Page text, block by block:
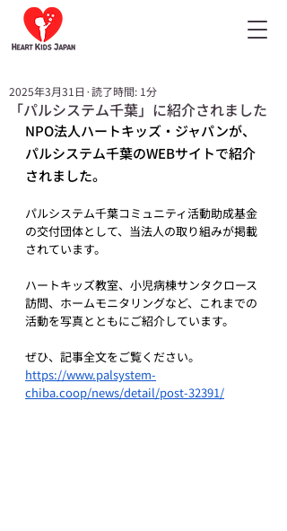
「パルシステム千葉」に紹介されました
2025年3月31日 読了時間: 1分
NPO法人ハートキッズ・ジャパンが、
パルシステム千葉のWEBサイトで紹介
されました。
パルシステム千葉コミュニティ活動助成基金
の交付団体として、当法人の取り組みが掲載
されています。
ハートキッズ教室、小児病棟サンタクロース
訪問、ホームモニタリングなど、これまでの
活動を写真とともにご紹介しています。
ぜひ、記事全文をご覧ください。
https://www.palsystem-
chiba.coop/news/detail/post-32391/